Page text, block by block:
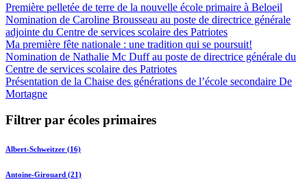
Première pelletée de terre de la nouvelle école primaire à Beloeil
Nomination de Caroline Brousseau au poste de directrice générale
adjointe du Centre de services scolaire des Patriotes
Ma première fête nationale : une tradition qui se poursuit!
Nomination de Nathalie Mc Duff au poste de directrice générale du
Centre de services scolaire des Patriotes
Présentation de la Chaise des générations de l’école secondaire De
Mortagne
Filtrer par écoles primaires
Albert-Schweitzer (16)
Antoine-Girouard (21)